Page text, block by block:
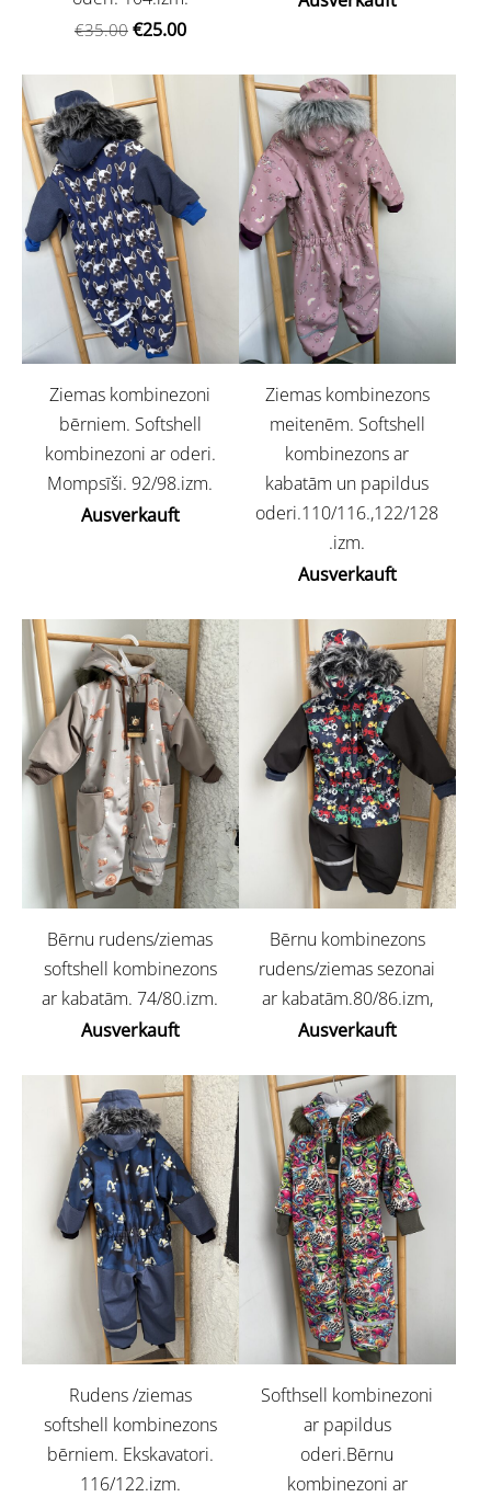
€35.00 €25.00
Ziemas kombinezoni
bērniem. Softshell
kombinezoni ar oderi.
Mompsīši. 92/98.izm.
Ausverkauft
Ziemas kombinezons
meitenēm. Softshell
kombinezons ar
kabatām un papildus
oderi.110/116.,122/128
.izm.
Ausverkauft
Bērnu rudens/ziemas
softshell kombinezons
ar kabatām. 74/80.izm.
Ausverkauft
Bērnu kombinezons
rudens/ziemas sezonai
ar kabatām.80/86.izm,
Ausverkauft
Rudens /ziemas
softshell kombinezons
bērniem. Ekskavatori.
116/122.izm.
Softhsell kombinezoni
ar papildus
oderi.Bērnu
kombinezoni ar